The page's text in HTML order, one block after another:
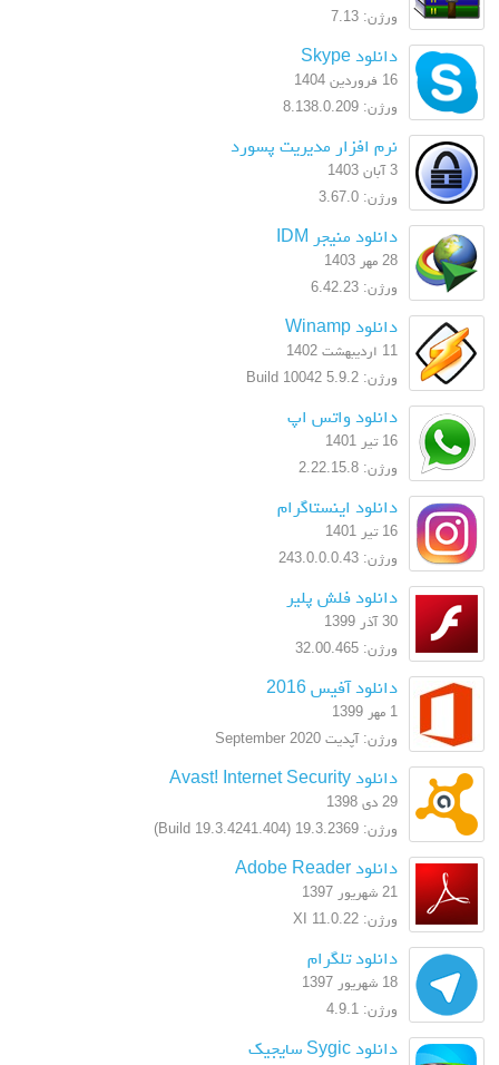
ورژن: 7.13
دانلود Skype
16 فروردین 1404
ورژن: 8.138.0.209
نرم افزار مدیریت پسورد
3 آبان 1403
ورژن: 3.67.0
دانلود منیجر IDM
28 مهر 1403
ورژن: 6.42.23
دانلود Winamp
11 اردیبهشت 1402
ورژن: 5.9.2 Build 10042
دانلود واتس اپ
16 تیر 1401
ورژن: 2.22.15.8
دانلود اینستاگرام
16 تیر 1401
ورژن: 243.0.0.0.43
دانلود فلش پلیر
30 آذر 1399
ورژن: 32.00.465
دانلود آفیس 2016
1 مهر 1399
ورژن: آپدیت September 2020
دانلود Avast! Internet Security
29 دی 1398
ورژن: 19.3.2369 (Build 19.3.4241.404)
دانلود Adobe Reader
21 شهریور 1397
ورژن: XI 11.0.22
دانلود تلگرام
18 شهریور 1397
ورژن: 4.9.1
دانلود Sygic سایجیک